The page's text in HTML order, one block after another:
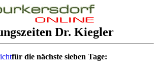
Dr. Kiegler
für die nächste sieben Tage: